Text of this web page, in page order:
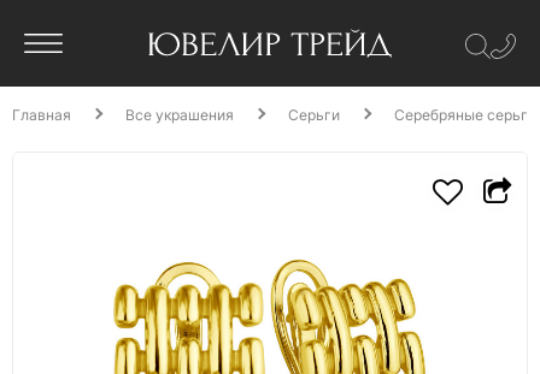
Главная Все украшения Серьги Серебряные серьги